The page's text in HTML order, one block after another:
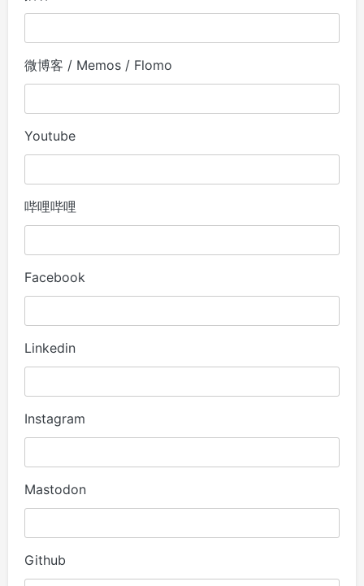
微博客 / Memos / Flomo
Youtube
哔哩哔哩
Facebook
Linkedin
Instagram
Mastodon
Github